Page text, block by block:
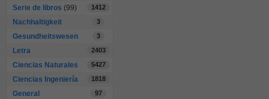
Serie de libros (99) 1412
Nachhaltigkeit 3
Gesundheitswesen 3
Letra 2403
Ciencias Naturales 5427
Ciencias Ingeniería 1818
General 97